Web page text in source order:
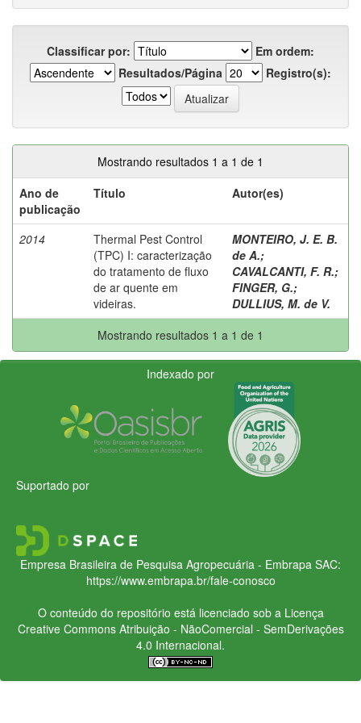
Classificar por:
Em ordem:
Resultados/Página
Registro(s):
Mostrando resultados 1 a 1 de 1
Ano de
publicação
Título Autor(es)
2014
Thermal Pest Control
(TPC) I: caracterização
do tratamento de fluxo
de ar quente em
videiras.
MONTEIRO, J. E. B.
de A.;
CAVALCANTI, F. R.;
FINGER, G.;
DULLIUS, M. de V.
Mostrando resultados 1 a 1 de 1
Indexado por
Suportado por
Empresa Brasileira de Pesquisa Agropecuária - Embrapa SAC:
https://www.embrapa.br/fale-conosco
O conteúdo do repositório está licenciado sob a Licença
Creative CommonsAtribuição - NãoComercial - SemDerivações
4.0 Internacional.